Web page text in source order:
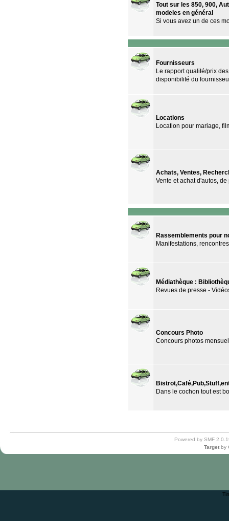
Tout sur les 850, 900,
modeles en général
Si vous avez un de ces
Fournisseurs
Le rapport qualité/prix
disponibilité du
Locations
Location pour mariage,
Achats, Ventes,
Vente et achat d'autos,
Rassemblements pour
Manifestations,
Médiathèque :
Revues de presse -
Concours Photo
Concours photos mensuel
Dans le cochon tout est
Powered by SMF
Target by